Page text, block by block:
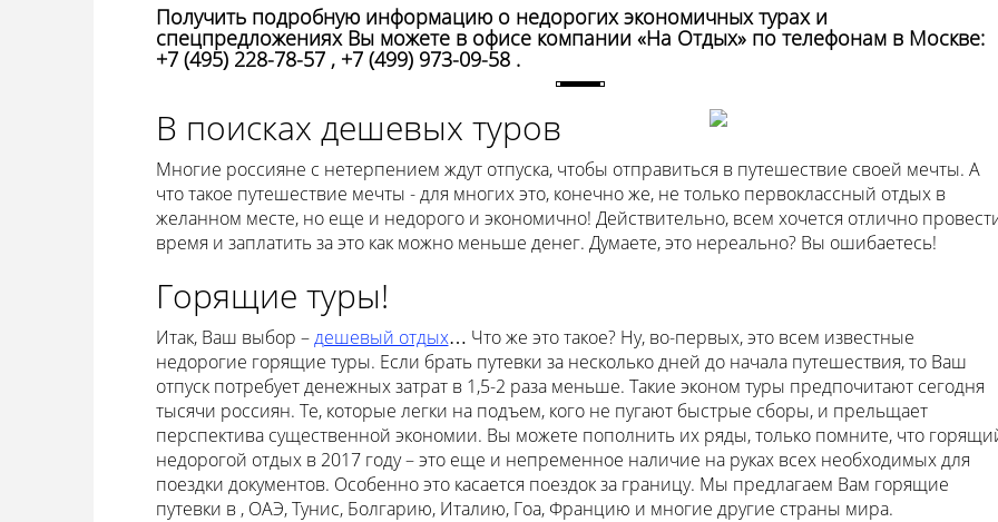
Получить подробную информацию о недорогих экономичных турах и
спецпредложениях Вы можете в офисе компании «На Отдых» по телефонам в Москве:
+7 (495) 228-78-57 , +7 (499) 973-09-58 .
В поисках дешевых туров
Многие россияне с нетерпением ждут отпуска, чтобы отправиться в путешествие своей мечты. А
что такое путешествие мечты - для многих это, конечно же, не только первоклассный отдых в
желанном месте, но еще и недорого и экономично! Действительно, всем хочется отлично
время и заплатить за это как можно меньше денег. Думаете, это нереально? Вы ошибаетесь!
Горящие туры!
Итак, Ваш выбор –дешевый отдых… Что же это такое? Ну, во-первых, это всем известные
недорогие горящие туры. Если брать путевки за несколько дней до начала путешествия, то Ваш
отпуск потребует денежных затрат в 1,5-2 раза меньше. Такие эконом туры предпочитают сегодня
тысячи россиян. Те, которые легки на подъем, кого не пугают быстрые сборы, и прельщает
перспектива существенной экономии. Вы можете пополнить их ряды, только помните, что
недорогой отдых в 2017 году – это еще и непременное наличие на руках всех необходимых для
поездки документов. Особенно это касается поездок за границу. Мы предлагаем Вам горящие
путевки в , ОАЭ, Тунис, Болгарию, Италию, Гоа, Францию и многие другие страны мира.